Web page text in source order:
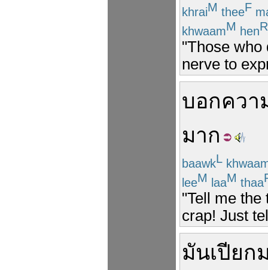
khraiM theeF
khwaamM henR
"Those who
nerve to
บอกควา
มาก
baawkL
leeM laaM thaa
"Tell me
crap! Just
มันเปียก